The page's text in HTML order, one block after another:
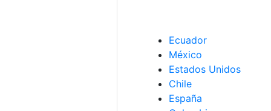
Ecuador
México
Estados Unidos
Chile
España